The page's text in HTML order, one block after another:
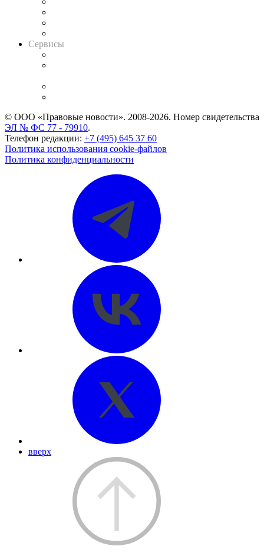
Сервисы
© ООО «Правовые новости». 2008-2026. Номер свидетельства
ЭЛ № ФС 77 - 79910.
Телефон редакции: +7 (495) 645 37 60
Политика использования cookie-файлов
Политика конфиденциальности
вверх